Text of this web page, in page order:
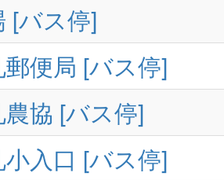
[バス停]
便局 [バス停]
協 [バス停]
入口 [バス停]